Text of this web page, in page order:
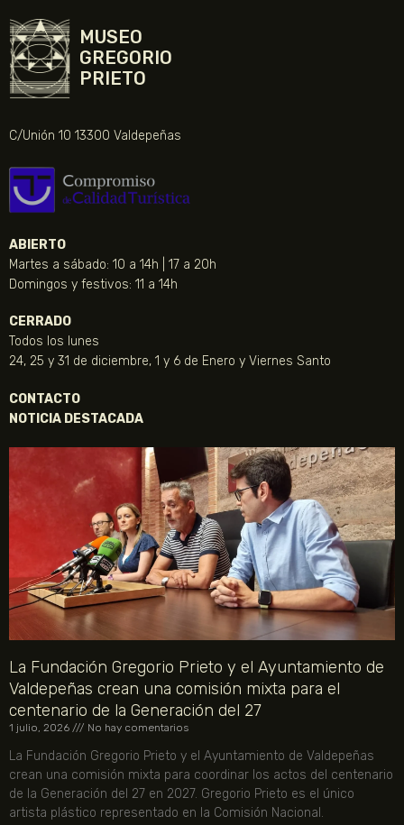
MUSEO
GREGORIO
PRIETO
C/Unión 10 13300 Valdepeñas
ABIERTO
Martes a sábado: 10 a 14h | 17 a 20h
Domingos y festivos: 11 a 14h
CERRADO
Todos los lunes
24, 25 y 31 de diciembre, 1 y 6 de Enero y Viernes Santo
CONTACTO
NOTICIA DESTACADA
La Fundación Gregorio Prieto y el Ayuntamiento de
Valdepeñas crean una comisión mixta para el
centenario de la Generación del 27
1 julio, 2026 No hay comentarios
La Fundación Gregorio Prieto y el Ayuntamiento de Valdepeñas
crean una comisión mixta para coordinar los actos del centenario
de la Generación del 27 en 2027. Gregorio Prieto es el único
artista plástico representado en la Comisión Nacional.